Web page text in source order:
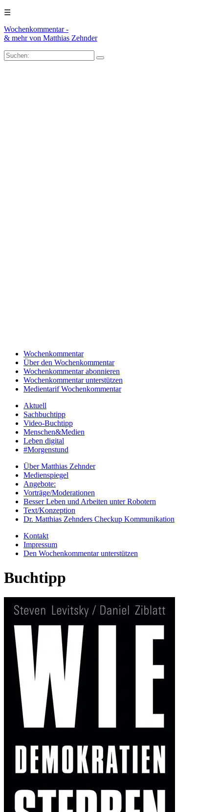
☰
Wochenkommentar -
& mehrvon Matthias Zehnder
Wochenkommentar
Über den Wochenkommentar
Wochenkommentar abonnieren
Wochenkommentar unterstützen
Medientarif Wochenkommentar
Aktuell
Sachbuchtipp
Video-Buchtipp
Menschen&Medien
Leben digital
#Morgenstund
Über Matthias Zehnder
Medienspiegel
Angebote:
Vorträge/Moderationen
Besser Leben und Arbeiten unter Robotern
Text/Konzeption
Dr. Matthias Zehnders Checkup Kommunikation
Kontakt
Impressum
Den Wochenkommentar unterstützen
Buchtipp